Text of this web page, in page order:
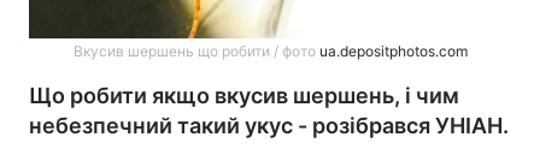
Вкусив шершень що робити / фото ua.depositphotos.com
Що робити якщо вкусив шершень, і чим
небезпечний такий укус - розібрався УНІАН.